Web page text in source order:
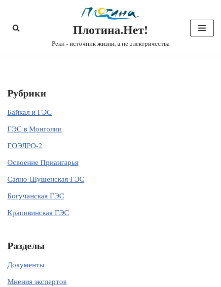
Перейти
Плотина.Нет!
Реки - источник жизни, а не электричества
Рубрики
Байкал и ГЭС
ГЭС в Монголии
ГОЭЛРО-2
Освоение Приангарья
Саяно-Шушенская ГЭС
Богучанская ГЭС
Крапивинская ГЭС
Разделы
Документы
Мнения экспертов